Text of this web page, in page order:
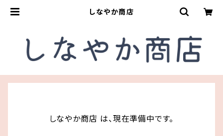
しなやか商店
しなやか商店 は、現在準備中です。